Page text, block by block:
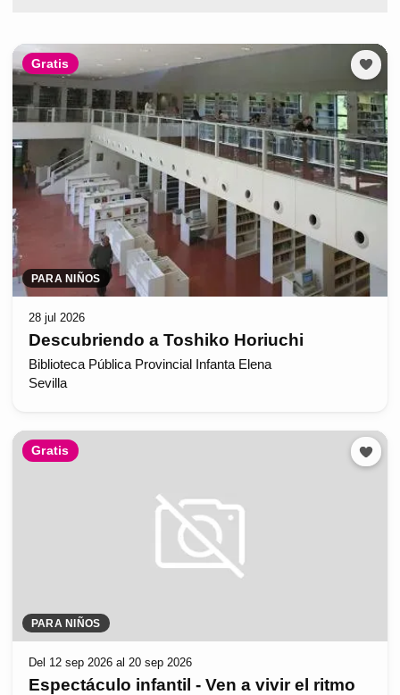
Gratis
PARA NIÑOS
28 jul 2026
Descubriendo a Toshiko Horiuchi
Biblioteca Pública Provincial Infanta Elena
Sevilla
Gratis
PARA NIÑOS
Del 12 sep 2026 al 20 sep 2026
Espectáculo infantil - Ven a vivir el ritmo